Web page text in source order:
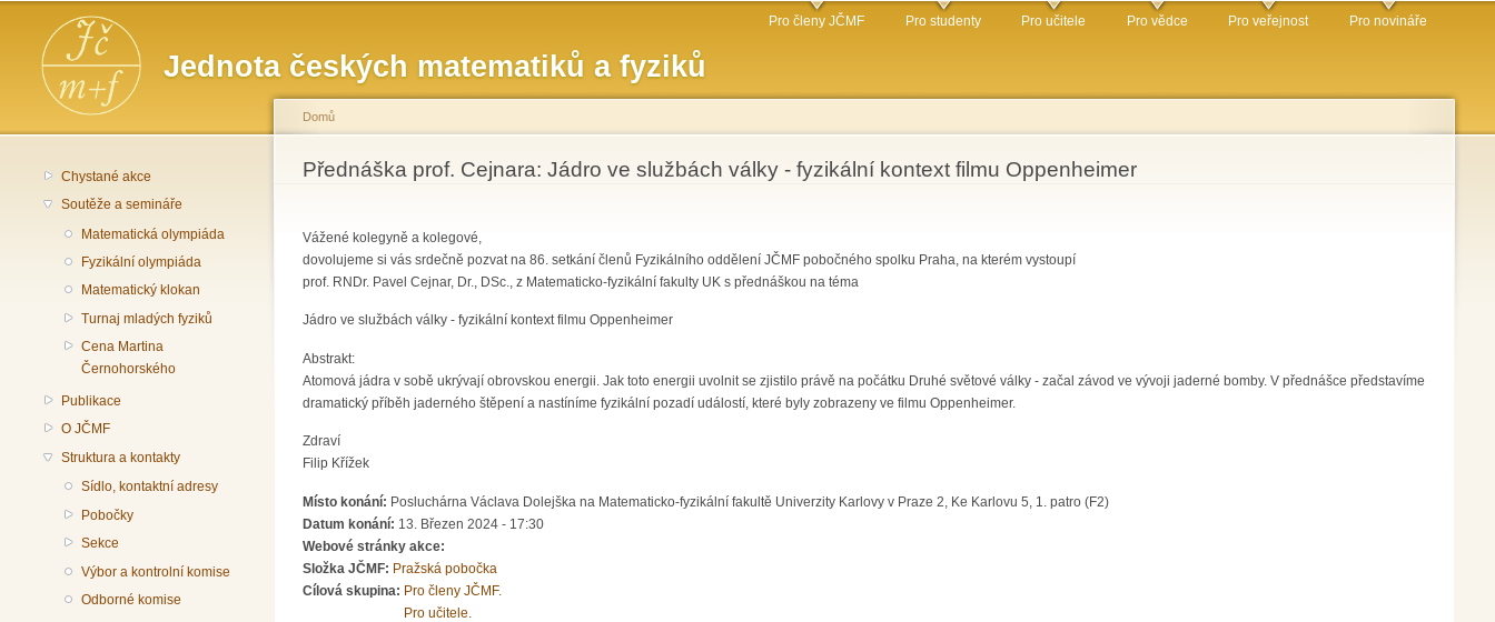
obsahu
Jednota českých matematiků a fyziků
Hlavní menu Pro členy JČMF Pro studenty Pro učitele Pro vědce Pro veřejnost Pro novináře
Chystané akce
Soutěže a semináře
Matematická olympiáda
Fyzikální olympiáda
Matematický klokan
Turnaj mladých fyziků
Cena Martina
Černohorského
Publikace
O JČMF
Struktura a kontakty
Sídlo, kontaktní adresy
Pobočky
Sekce
Výbor a kontrolní komise
Odborné komise
Jste zde
Domů
Přednáška prof. Cejnara: Jádro ve službách války - fyzikální kontext filmu Oppenheimer
Vážené kolegyně a kolegové,
dovolujeme si vás srdečně pozvat na 86. setkání členů Fyzikálního oddělení JČMF pobočného spolku Praha, na kterém vystoupí
prof. RNDr. Pavel Cejnar, Dr., DSc., z Matematicko-fyzikální fakulty UK s přednáškou na téma
Jádro ve službách války - fyzikální kontext filmu Oppenheimer
Abstrakt:
Atomová jádra v sobě ukrývají obrovskou energii. Jak toto energii uvolnit se zjistilo právě na počátku Druhé světové války - začal závod ve vývoji jaderné bomby. V přednášce představíme
dramatický příběh jaderného štěpení a nastíníme fyzikální pozadí událostí, které byly zobrazeny ve filmu Oppenheimer.
Zdraví
Filip Křížek
Místo konání: Posluchárna Václava Dolejška na Matematicko-fyzikální fakultě Univerzity Karlovy v Praze 2, Ke Karlovu 5, 1. patro (F2)
Datum konání: 13. Březen 2024 - 17:30
Webové stránky akce:
Složka JČMF: Pražská pobočka
Cílová skupina: Pro členy JČMF.
Pro učitele.